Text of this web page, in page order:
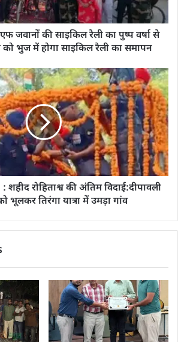
जवानों की साइकिल रैली का पुष्प वर्षा से
को भुज में होगा साइकिल रैली का समापन
रोहिताश्व की अंतिम विदाई:दीपावली
भूलकर तिरंगा यात्रा में उमड़ा गांव